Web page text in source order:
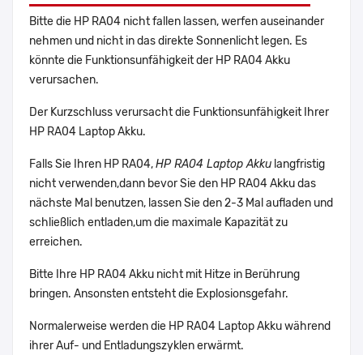
Bitte die HP RA04 nicht fallen lassen, werfen auseinander
nehmen und nicht in das direkte Sonnenlicht legen. Es
könnte die Funktionsunfähigkeit der HP RA04 Akku
verursachen.
Der Kurzschluss verursacht die Funktionsunfähigkeit Ihrer
HP RA04 Laptop Akku.
Falls Sie Ihren HP RA04,HP RA04 Laptop Akku langfristig
nicht verwenden,dann bevor Sie den HP RA04 Akku das
nächste Mal benutzen, lassen Sie den 2-3 Mal aufladen und
schließlich entladen,um die maximale Kapazität zu
erreichen.
Bitte Ihre HP RA04 Akku nicht mit Hitze in Berührung
bringen. Ansonsten entsteht die Explosionsgefahr.
Normalerweise werden die HP RA04 Laptop Akku während
ihrer Auf- und Entladungszyklen erwärmt.